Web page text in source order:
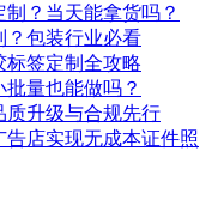
？当天能拿货吗？
？包装行业必看
标签定制全攻略
量也能做吗？
质升级与合规先行
店实现无成本证件照